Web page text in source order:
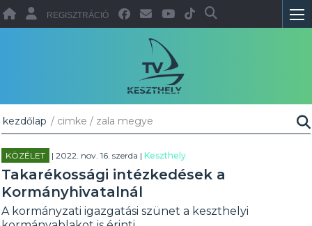
REGISZTRÁCIÓ
kezdőlap / cimke / zala megye
KÖZÉLET | 2022. nov. 16. szerda |Keszthely
Takarékossági intézkedések a
Kormányhivatalnál
A kormányzati igazgatási szünet a keszthelyi